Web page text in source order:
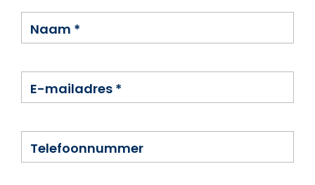
Naam *
E-mailadres *
Telefoonnummer